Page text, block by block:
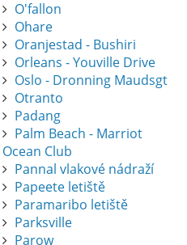
O'fallon
Ohare
Oranjestad - Bushiri
Orleans - Youville Drive
Oslo - Dronning Maudsgt
Otranto
Padang
Palm Beach - Marriot
Ocean Club
Pannal vlakové nádraží
Papeete letiště
Paramaribo letiště
Parksville
Parow